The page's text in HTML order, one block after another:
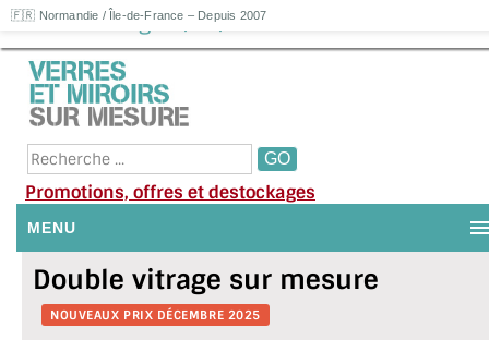
🇫🇷 Normandie / Île-de-France – Depuis 2007
Double vitrage 4/16/4FE : 65.83€HT
Promotions, offres et destockages
MENU
NOUS CONTACTER
MON COMPTE / SE CONNECTER
Double vitrage sur mesure
NOUVEAUX PRIX DÉCEMBRE 2025